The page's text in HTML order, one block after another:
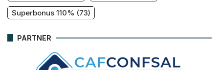
Superbonus 110% (73)
PARTNER